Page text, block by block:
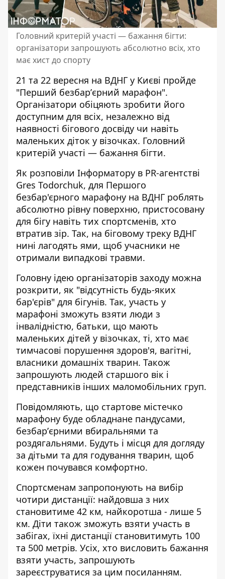
Головний критерій участі — бажання бігти:
організатори запрошують абсолютно всіх, хто
має хист до спорту
21 та 22 вересня на ВДНГ у Києві пройде
"Перший безбарʼєрний марафон".
Організатори обіцяють зробити його
доступним для всіх, незалежно від
наявності бігового досвіду чи навіть
маленьких діток у візочках. Головний
критерій участі — бажання бігти.
Як розповіли Інформатору в PR-агентстві
Gres Todorchuk, для Першого
безбар'єрного марафону на ВДНГ роблять
абсолютно рівну поверхню, пристосовану
для бігу навіть тих спортсменів, хто
втратив зір. Так, на біговому треку ВДНГ
нині лагодять ями, щоб учасники не
отримали випадкові травми.
Головну ідею організаторів заходу можна
розкрити, як "відсутність будь-яких
бар'єрів" для бігунів. Так, участь у
марафоні зможуть взяти люди з
інвалідністю, батьки, що мають
маленьких дітей у візочках, ті, хто має
тимчасові порушення здоров'я, вагітні,
власники домашніх тварин. Також
запрошують людей старшого вік і
представників інших маломобільних груп.
Повідомляють, що стартове містечко
марафону буде обладнане пандусами,
безбарʼєрними вбиральнями та
роздягальнями. Будуть і місця для догляду
за дітьми та для годування тварин, щоб
кожен почувався комфортно.
Спортсменам запропонують на вибір
чотири дистанції: найдовша з них
становитиме 42 км, найкоротша - лише 5
км. Діти також зможуть взяти участь в
забігах, їхні дистанції становитимуть 100
та 500 метрів. Усіх, хто висловить бажання
взяти участь, запрошують
зареєструватися за цим посиланням.